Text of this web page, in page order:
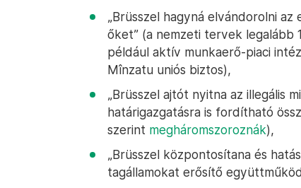
„Brüsszel hagyná elvándorolni
őket” (a nemzeti tervek legalább
például aktív munkaerő-piaci
Mînzatu uniós biztos),
„Brüsszel ajtót nyitna az illegális
határigazgatásra is fordítható
szerint megháromszoroznák),
„Brüsszel központosítana és
tagállamokat erősítő